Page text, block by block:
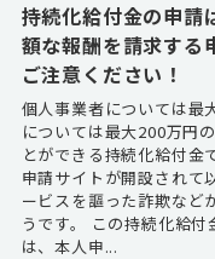
持続化給付金の申請
額な報酬を請求する
ご注意ください！
個人事業者については最
については最大200万円
とができる持続化給付金
申請サイトが開設されて
ービスを謳った詐欺など
うです。 この持続化給
は、本人申...